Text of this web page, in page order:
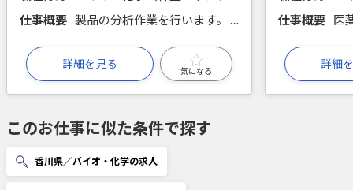
仕事概要
製品の分析作業を行います。 主に、薬品の中に成分が必要量入っているかの検査を実施します。
詳細を見る
気になる
仕事概要
詳細
このお仕事に似た条件で探す
香川県／バイオ・化学の求人